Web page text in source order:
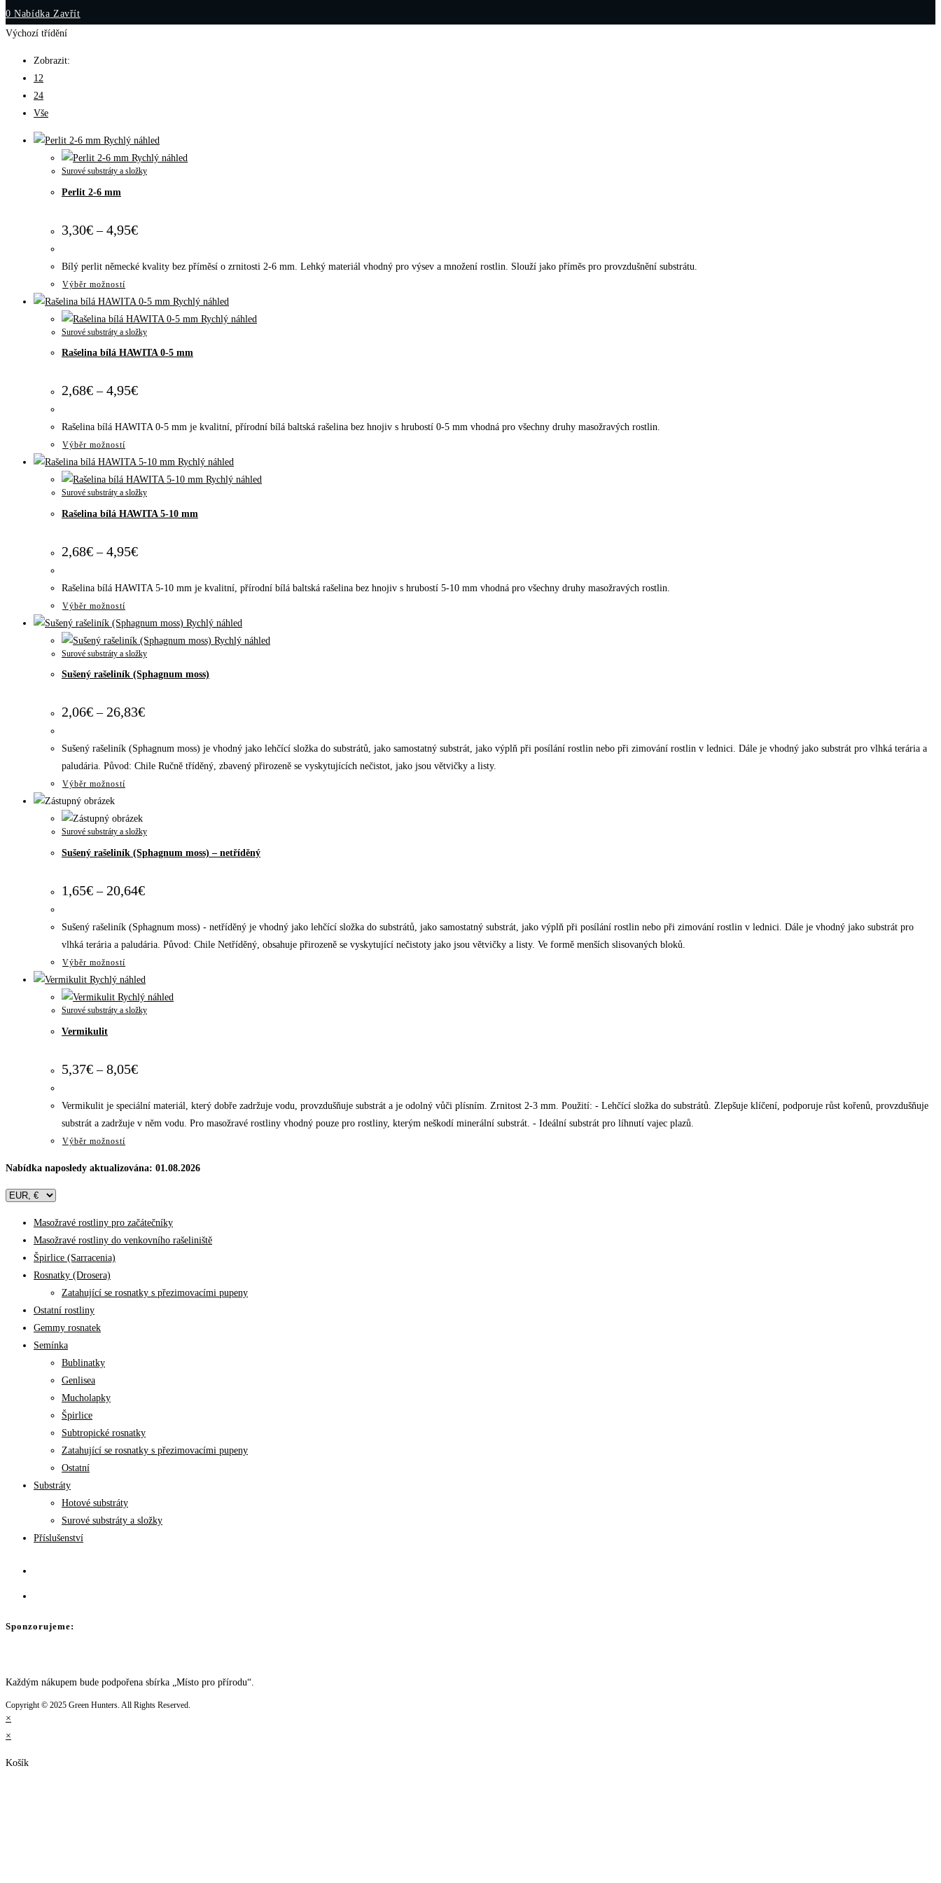
webu
0 Nabídka Zavřít
Výchozí třídění
Zobrazit:
12
24
Vše
Rychlý náhled
Rychlý náhled
Surové substráty a složky
Perlit 2-6 mm
3,30€ – 4,95€Rozpětí
až
Bílý perlit německé kvality bez příměsí o zrnitosti 2-6 mm. Lehký materiál vhodný pro výsev a množení rostlin. Slouží jako příměs pro provzdušnění substrátu.
Výběr možností
produkt
má
více
variant.
lze
na
produktu
Rychlý náhled
Rychlý náhled
Surové substráty a složky
Rašelina bílá HAWITA 0-5 mm
2,68€ – 4,95€Rozpětí
až
Rašelina bílá HAWITA 0-5 mm je kvalitní, přírodní bílá baltská rašelina bez hnojiv s hrubostí 0-5 mm vhodná pro všechny druhy masožravých rostlin.
Výběr možností
produkt
má
více
variant.
lze
na
produktu
Rychlý náhled
Rychlý náhled
Surové substráty a složky
Rašelina bílá HAWITA 5-10 mm
2,68€ – 4,95€Rozpětí
až
Rašelina bílá HAWITA 5-10 mm je kvalitní, přírodní bílá baltská rašelina bez hnojiv s hrubostí 5-10 mm vhodná pro všechny druhy masožravých rostlin.
Výběr možností
produkt
má
více
variant.
lze
na
stránce
Rychlý náhled
Rychlý náhled
Surové substráty a složky
Sušený rašeliník (Sphagnum moss)
2,06€ – 26,83€Rozpětí
až
26,83€
Sušený rašeliník (Sphagnum moss) je vhodný jako lehčící složka do substrátů, jako samostatný substrát, jako výplň při posílání rostlin nebo při zimování rostlin v lednici. Dále je vhodný jako substrát pro vlhká terária a
paludária. Původ: Chile Ručně tříděný, zbavený přirozeně se vyskytujících nečistot, jako jsou větvičky a listy.
Výběr možností
má
více
variant.
lze
na
stránce
Surové substráty a složky
Sušený rašeliník (Sphagnum moss) – netříděný
1,65€ – 20,64€Rozpětí
až
20,64€
Sušený rašeliník (Sphagnum moss) - netříděný je vhodný jako lehčící složka do substrátů, jako samostatný substrát, jako výplň při posílání rostlin nebo při zimování rostlin v lednici. Dále je vhodný jako substrát pro
vlhká terária a paludária. Původ: Chile Netříděný, obsahuje přirozeně se vyskytující nečistoty jako jsou větvičky a listy. Ve formě menších slisovaných bloků.
Výběr možností
produkt
má
více
lze
na
stránce
Rychlý náhled
Rychlý náhled
Surové substráty a složky
Vermikulit
5,37€ – 8,05€Rozpětí
až
8,05€
Vermikulit je speciální materiál, který dobře zadržuje vodu, provzdušňuje substrát a je odolný vůči plísním. Zrnitost 2-3 mm. Použití: - Lehčící složka do substrátů. Zlepšuje klíčení, podporuje růst kořenů, provzdušňuje
substrát a zadržuje v něm vodu. Pro masožravé rostliny vhodný pouze pro rostliny, kterým neškodí minerální substrát. - Ideální substrát pro líhnutí vajec plazů.
Výběr možností
má
Možnosti
lze
stránce
Nabídka naposledy aktualizována: 01.08.2026
Masožravé rostliny pro začátečníky
Masožravé rostliny do venkovního rašeliniště
Špirlice (Sarracenia)
Rosnatky (Drosera)
Zatahující se rosnatky s přezimovacími pupeny
Ostatní rostliny
Gemmy rosnatek
Semínka
Bublinatky
Genlisea
Mucholapky
Špirlice
Subtropické rosnatky
Zatahující se rosnatky s přezimovacími pupeny
Ostatní
Substráty
Hotové substráty
Surové substráty a složky
Příslušenství
Sponzorujeme:
Každým nákupem bude podpořena sbírka „Místo pro přírodu“.
Copyright © 2025 Green Hunters. All Rights Reserved.
×
×
Košík